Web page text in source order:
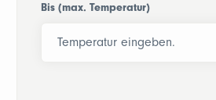
Bis (max. Temperatur)